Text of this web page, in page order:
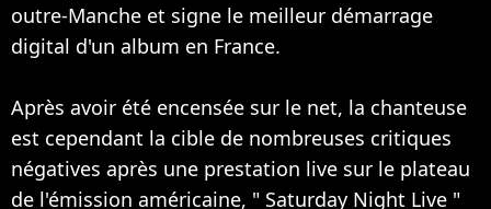
outre-Manche et signe le meilleur démarrage
digital d'un album en France.
Après avoir été encensée sur le net, la chanteuse
est cependant la cible de nombreuses critiques
négatives après une prestation live sur le plateau
de l'émission américaine, " Saturday Night Live "